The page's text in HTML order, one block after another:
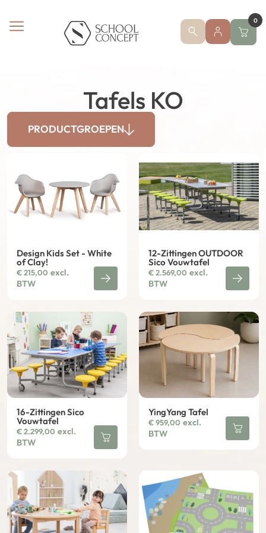
0
Tafels KO
PRODUCTGROEPEN
Design Kids Set - White
of Clay!
€215,00 excl.
BTW
12-Zittingen OUTDOOR
Sico Vouwtafel
€2.569,00 excl.
BTW
16-Zittingen Sico
Vouwtafel
€2.299,00 excl.
BTW
YingYang Tafel
€959,00 excl.
BTW